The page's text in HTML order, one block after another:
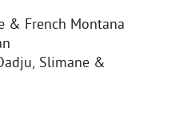
& French Montana
Slimane &